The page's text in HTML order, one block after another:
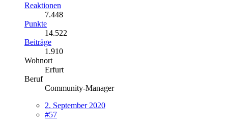
Reaktionen
7.448
Punkte
14.522
Beiträge
1.910
Wohnort
Erfurt
Beruf
Community-Manager
2. September 2020
#57